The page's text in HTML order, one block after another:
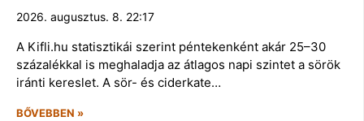
2026. augusztus. 8. 22:17
A Kifli.hu statisztikái szerint péntekenként akár 25–30
százalékkal is meghaladja az átlagos napi szintet a sörök
iránti kereslet. A sör- és ciderkate…
BŐVEBBEN »